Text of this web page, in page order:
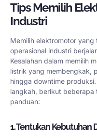
Tips Memilih
Industri
Memilih elektromotor
operasional industri
Kesalahan dalam memilih
listrik yang membengkak,
hingga downtime
langkah, berikut
panduan:
1. Tentukan Kebutuhan